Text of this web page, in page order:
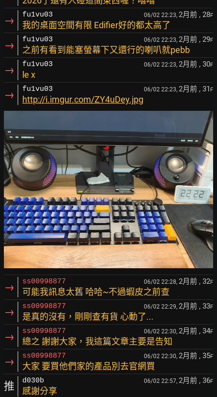
→ fu1vu03 06/02 22:23, 2月前 , 28F
我的桌面空間有限 Edifier好的都太高了
→ fu1vu03 06/02 22:23, 2月前 , 29F
之前有看到能塞螢幕下又還行的喇叭就pebb
→ fu1vu03 06/02 22:23, 2月前 , 30F
le x
→ fu1vu03 06/02 22:23, 2月前 , 31 F
http://i.imgur.com/ZY4uDey.jpg
→ ss00998877 06/02 22:28, 2月前 , 32F
可能我訊息太舊 哈哈~不過蝦皮之前查
→ ss00998877 06/02 22:29, 2月前 , 33F
是真的沒有，剛剛查有貨 心動了...
→ ss00998877 06/02 22:30, 2月前 , 34F
總之 謝謝大家，我這篇文章主要是告知
→ ss00998877 06/02 22:30, 2月前 , 35F
大家 要買他們家的產品別去官網買
推 d030b 06/02 22:57, 2月前 , 36F
感謝分享